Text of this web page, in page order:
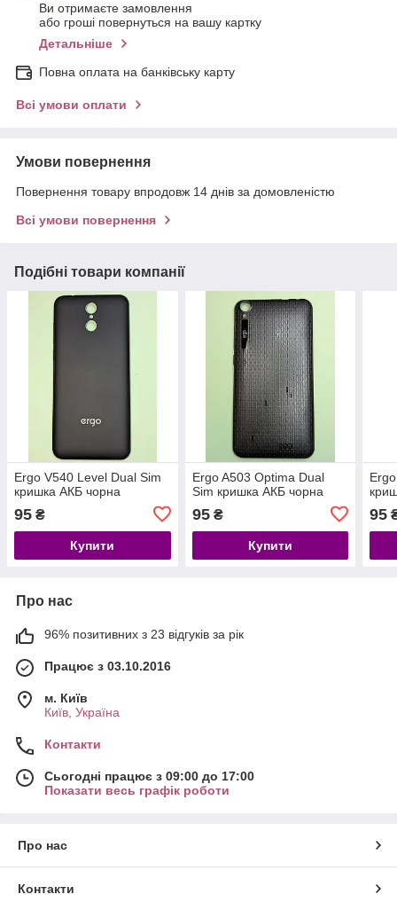
Ви отримаєте замовлення
або гроші повернуться на вашу картку
Детальніше
Повна оплата на банківську карту
Всі умови оплати
Умови повернення
Повернення товару впродовж 14 днів за домовленістю
Всі умови повернення
Подібні товари компанії
Ergo V540 Level Dual Sim
кришка АКБ чорна
95 ₴
Купити
Ergo A503 Optima Dual
Sim кришка АКБ чорна
95₴
Купити
95
Про нас
96% позитивних з 23 відгуків за рік
Працює з 03.10.2016
м. Київ
Київ, Україна
Контакти
Сьогодні працює з 09:00 до 17:00
Показати весь графік роботи
Про нас
Контакти